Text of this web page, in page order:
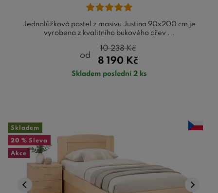
Jednolůžková postel z masivu Justina 90x200 cm je
vyrobena z kvalitního bukového dřev ...
od
8 190 Kč
10 238Kč
Skladem poslední 2 ks
Skladem
20 % Sleva
Akce